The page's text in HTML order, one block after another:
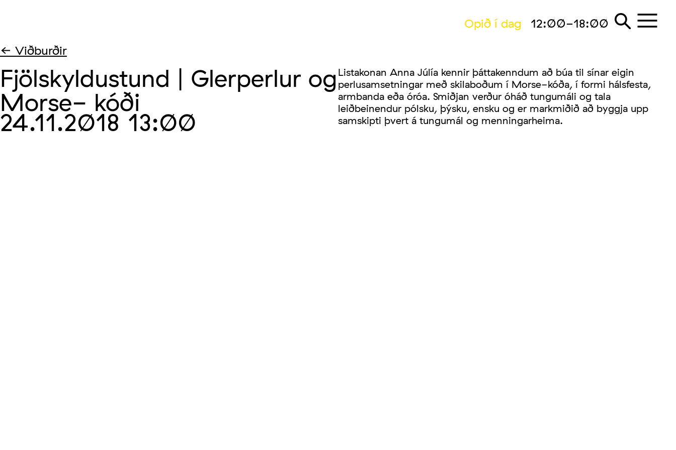
Opið í dag
12:00-18:00
← Viðburðir
Fjölskyldustund | Glerperlur og
Morse- kóði
24.11.2018 13:00
Listakonan Anna Júlía kennir þáttakenndum að búa til sínar eigin
perlusamsetningar með skilaboðum í Morse-kóða, í formi hálsfesta,
armbanda eða óróa. Smiðjan verður óháð tungumáli og tala
leiðbeinendur pólsku, þýsku, ensku og er markmiðið að byggja upp
samskipti þvert á tungumál og menningarheima.